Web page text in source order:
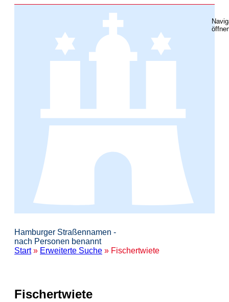
Hamburger Straßennamen -
nach Personen benannt
Start» Erweiterte Suche » Fischertwiete
Fischertwiete